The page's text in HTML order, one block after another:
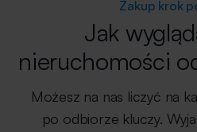
Zakup krok
Jak
nieruchomości
Możesz na nas liczyć na
po odbiorze kluczy.